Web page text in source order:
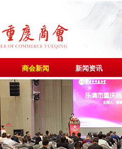
商会新闻 新闻资讯